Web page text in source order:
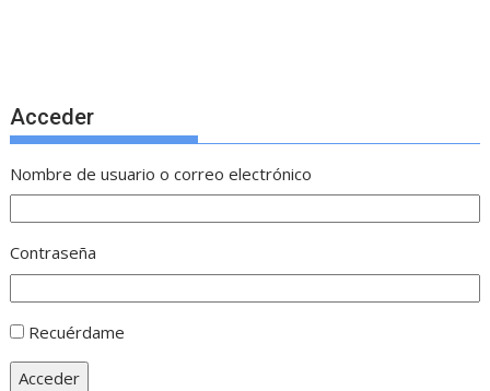
Acceder
Nombre de usuario o correo electrónico
Contraseña
Recuérdame
Acceder